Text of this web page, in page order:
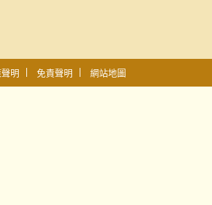
明 免責聲明 網站地圖